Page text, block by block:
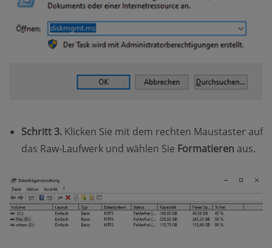
Schritt 3. Klicken Sie mit dem rechten Maustaster auf
das Raw-Laufwerk und wählen Sie Formatieren aus.